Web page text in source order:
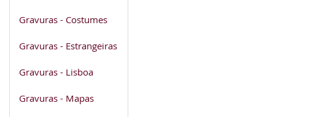
Gravuras - Costumes
Gravuras - Estrangeiras
Gravuras - Lisboa
Gravuras - Mapas